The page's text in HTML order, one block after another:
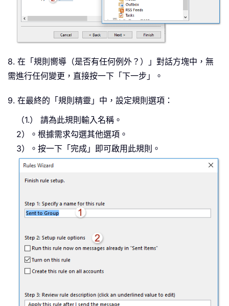
8. 在「規則嚮導（是否有任何例外？）」對話方塊中，無
需進行任何變更，直接按一下「下一步」。
9. 在最終的「規則精靈」中，設定規則選項：
（1.） 請為此規則輸入名稱。
2）。根據需求勾選其他選項。
3）。按一下「完成」即可啟用此規則。